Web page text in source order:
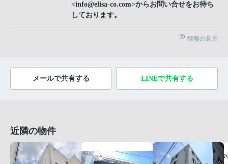
<info@elisa-co.com>からお問い合せをお待ち
しております。
情報の見方
メールで共有する LINEで共有する
近隣の物件